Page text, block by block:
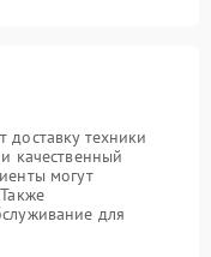
доставку техники
качественный
могут
для